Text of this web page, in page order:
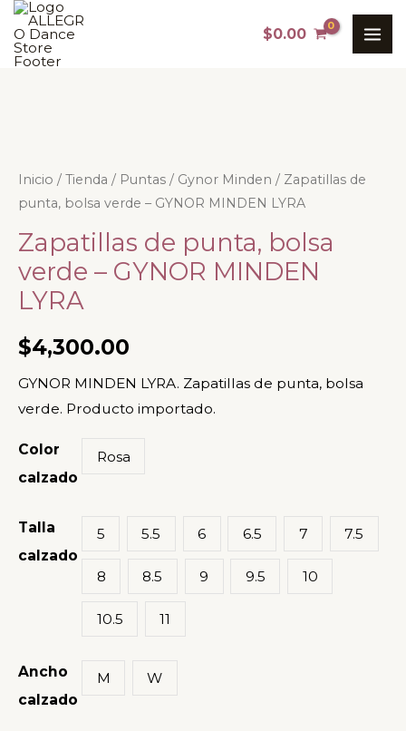
contenido
$0.00
Inicio / Tienda / Puntas / Gynor Minden / Zapatillas de
punta, bolsa verde – GYNOR MINDEN LYRA
Zapatillas de punta, bolsa
verde – GYNOR MINDEN
LYRA
$4,300.00
GYNOR MINDEN LYRA. Zapatillas de punta, bolsa
verde. Producto importado.
Color
calzado
Rosa
Talla
calzado
5 5.5 6 6.5 7 7.5
8 8.5 9 9.5 10
10.5 11
Ancho
calzado
M W
Zapatillas
de
punta,
bolsa
verde
-
MINDEN
LYRA
cantidad